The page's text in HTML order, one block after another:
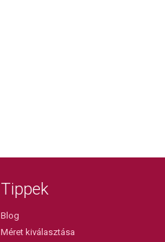
Tippek
Blog
Méret kiválasztása